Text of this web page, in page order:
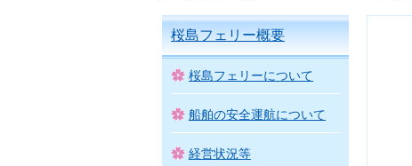
桜島フェリー概要
桜島フェリーについて
船舶の安全運航について
経営状況等